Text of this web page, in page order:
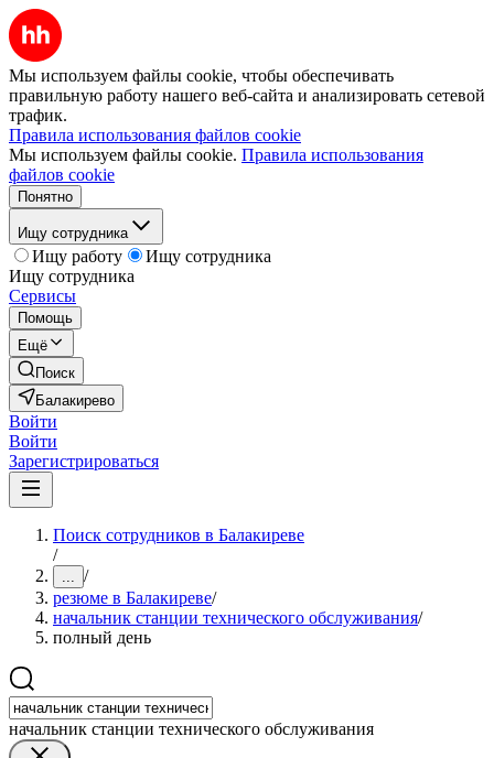
Мы используем файлы cookie, чтобы обеспечивать
правильную работу нашего веб-сайта и анализировать сетевой
трафик.
Правила использования файлов cookie
Мы используем файлы cookie. Правила использования
файлов cookie
Понятно
Ищу сотрудника
Ищу работу
Ищу сотрудника
Ищу сотрудника
Сервисы
Помощь
Ещё
Поиск
Балакирево
Войти
Войти
Зарегистрироваться
Поиск сотрудников в Балакиреве
/
... /
резюме в Балакиреве/
начальник станции технического обслуживания/
полный день
начальник станции технического обслуживания